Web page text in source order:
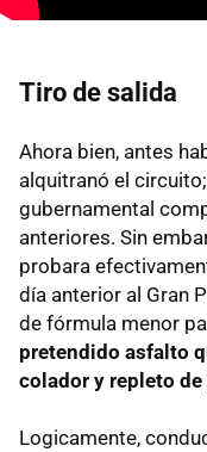
Tiro de salida
Ahora bien, antes
alquitranó el
gubernamental
anteriores. Sin
probara
día anterior al Gran
de fórmula menor
pretendido asfalto
colador y repleto
Logicamente,